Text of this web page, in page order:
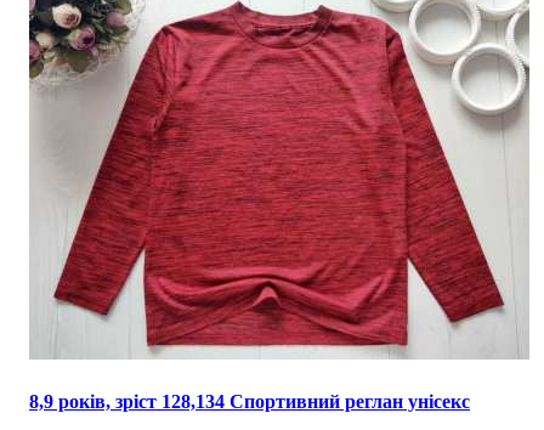
8,9 років, зріст 128,134 Спортивний реглан унісекс